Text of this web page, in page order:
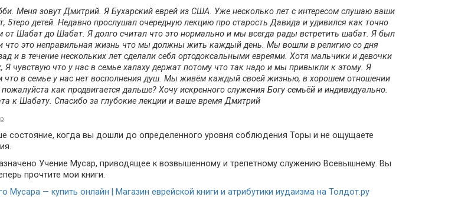
Меня зовут Дмитрий. Я Бухарский еврей из США. Уже несколько лет с интересом слушаю ваши
5теро детей. Недавно прослушал очередную лекцию про старость Давида и удивился как точно
Шабат до Шабат. Я долго считал что это нормально и мы всегда рады встретить шабат. Я был
что это неправильная жизнь что мы должны жить каждый день. Мы вошли в религию со дня
и в течение нескольких лет сделали себя ортодоксальными евреями. Хотя мальчики и девочки
Я чувствую что у нас в семье халаху держат потому что так надо и мы привыкли к этому. Я
что в семье у нас нет восполнения душ. Мы живём каждый своей жизнью, в хорошем отношении
пожалуйста как продвигается дальше? Хочу искренного служения Богу семьёй и индивидуально.
к Шабату. Спасибо за глубокие лекции и ваше время Дмитрий
состояние, когда вы дошли до определенного уровня соблюдения Торы и не ощущаете
Учение Мусар, приводящее к возвышенному и трепетному служению Всевышнему. Вы
прочтите мои книги.
Мусара — купить онлайн | Магазин еврейской книги и атрибутики иудаизма на Толдот.ру